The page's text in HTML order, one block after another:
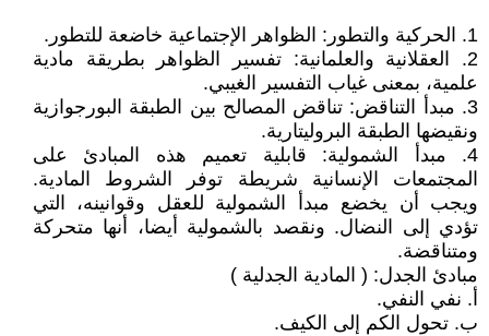
1. الحركية والتطور: الظواهر الإجتماعية خاضعة للتطور.
2. العقلانية والعلمانية: تفسير الظواهر بطريقة مادية
علمية، بمعنى غياب التفسير الغيبي.
3. مبدأ التناقض: تناقض المصالح بين الطبقة البورجوازية
ونقيضها الطبقة البروليتارية.
4. مبدأ الشمولية: قابلية تعميم هذه المبادئ على
المجتمعات الإنسانية شريطة توفر الشروط المادية.
ويجب أن يخضع مبدأ الشمولية للعقل وقوانينه، التي
تؤدي إلى النضال. ونقصد بالشمولية أيضا، أنها متحركة
ومتناقضة.
مبادئ الجدل: ( المادية الجدلية )
أ. نفي النفي.
ب. تحول الكم إلى الكيف.